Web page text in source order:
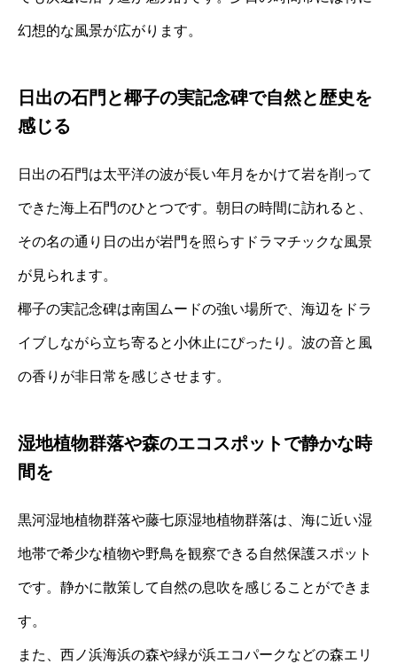
幻想的な風景が広がります。
日出の石門と椰子の実記念碑で自然と歴史を
感じる
日出の石門は太平洋の波が長い年月をかけて岩を削って
できた海上石門のひとつです。朝日の時間に訪れると、
その名の通り日の出が岩門を照らすドラマチックな風景
が見られます。
椰子の実記念碑は南国ムードの強い場所で、海辺をドラ
イブしながら立ち寄ると小休止にぴったり。波の音と風
の香りが非日常を感じさせます。
湿地植物群落や森のエコスポットで静かな時
間を
黒河湿地植物群落や藤七原湿地植物群落は、海に近い湿
地帯で希少な植物や野鳥を観察できる自然保護スポット
です。静かに散策して自然の息吹を感じることができま
す。
また、西ノ浜海浜の森や緑が浜エコパークなどの森エリ